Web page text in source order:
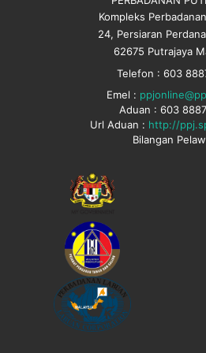
Kompleks
24, Persiaran
62675 Putrajaya
Telefon : 603
Emel :
Aduan : 603
Url Aduan : http://
Bilangan